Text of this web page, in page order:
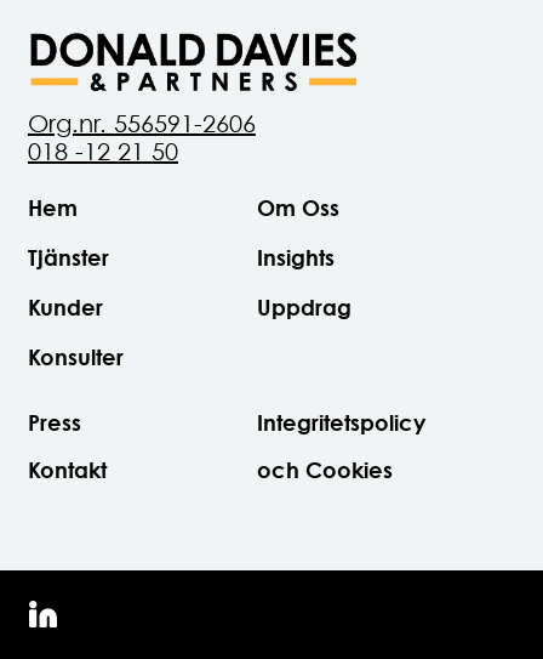
Org.nr. 556591-2606
018 -12 21 50
Hem
Tjänster
Kunder
Konsulter
Om Oss
Insights
Uppdrag
Press
Kontakt
Integritetspolicy
och Cookies